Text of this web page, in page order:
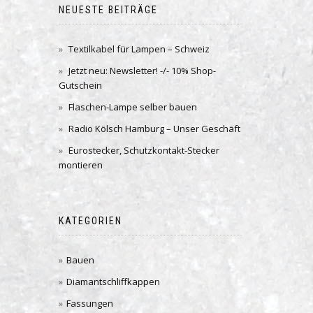
NEUESTE BEITRÄGE
Textilkabel für Lampen – Schweiz
Jetzt neu: Newsletter! -/- 10% Shop-
Gutschein
Flaschen-Lampe selber bauen
Radio Kölsch Hamburg – Unser Geschäft
Eurostecker, Schutzkontakt-Stecker
montieren
KATEGORIEN
Bauen
Diamantschliffkappen
Fassungen